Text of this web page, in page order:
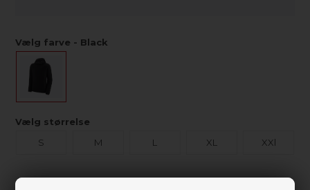
Vælg farve - Black
Vælg størrelse
S
M L XL XXl